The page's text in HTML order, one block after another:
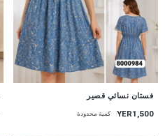
فستان نسائي قصير
YER1,500 كمية محدودة